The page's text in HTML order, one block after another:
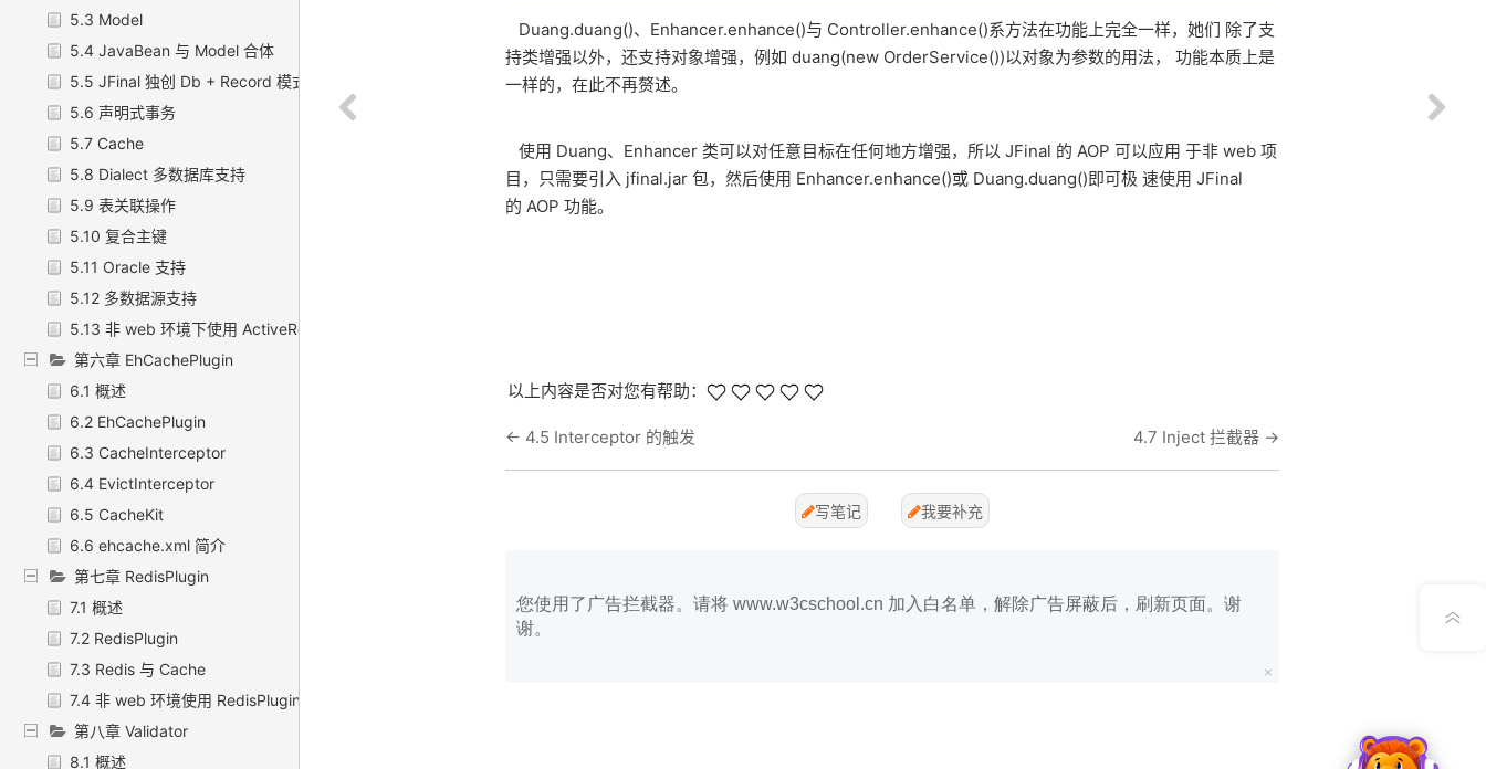
5.3 Model
5.4 JavaBean 与 Model 合体
5.5 JFinal 独创 Db + Record 模式
5.6 声明式事务
5.7 Cache
5.8 Dialect 多数据库支持
5.9 表关联操作
5.10 复合主键
5.11 Oracle 支持
5.12 多数据源支持
5.13 非 web 环境下使用 ActiveRecord
第六章 EhCachePlugin
6.1 概述
6.2 EhCachePlugin
6.3 CacheInterceptor
6.4 EvictInterceptor
6.5 CacheKit
6.6 ehcache.xml 简介
第七章 RedisPlugin
7.1 概述
7.2 RedisPlugin
7.3 Redis 与 Cache
7.4 非 web 环境使用 RedisPlugin
第八章 Validator
8.1 概述
Duang.duang()、Enhancer.enhance()与 Controller.enhance()系方法在功能上完全一样，她们 除了支
持类增强以外，还支持对象增强，例如 duang(new OrderService())以对象为参数的用法， 功能本质上是
一样的，在此不再赘述。
使用 Duang、Enhancer 类可以对任意目标在任何地方增强，所以 JFinal 的 AOP 可以应用 于非 web 项
目，只需要引入 jfinal.jar 包，然后使用 Enhancer.enhance()或 Duang.duang()即可极 速使用 JFinal
的 AOP 功能。
以上内容是否对您有帮助：
← 4.5 Interceptor 的触发 4.7 Inject 拦截器 →
写笔记 我要补充
您使用了广告拦截器。请将 www.w3cschool.cn 加入白名单，解除广告屏蔽后，刷新页面。谢
谢。